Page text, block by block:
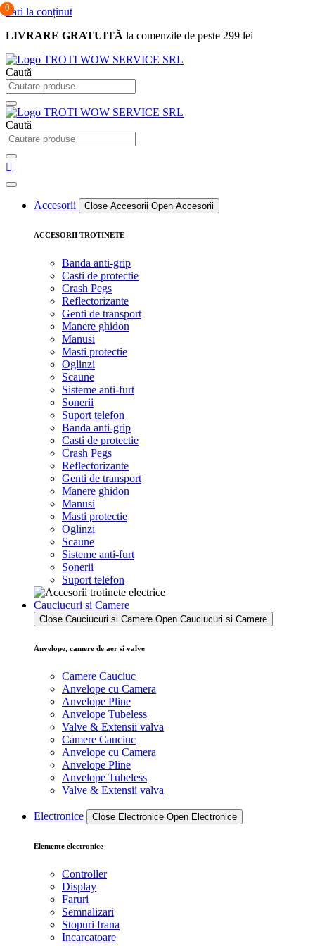
Sari la conținut
LIVRARE GRATUITĂ la comenzile de peste 299 lei
0
Caută
Caută
0
0
Accesorii Close Accesorii Open Accesorii
ACCESORII TROTINETE
Banda anti-grip
Casti de protectie
Crash Pegs
Reflectorizante
Genti de transport
Manere ghidon
Manusi
Masti protectie
Oglinzi
Scaune
Sisteme anti-furt
Sonerii
Suport telefon
Banda anti-grip
Casti de protectie
Crash Pegs
Reflectorizante
Genti de transport
Manere ghidon
Manusi
Masti protectie
Oglinzi
Scaune
Sisteme anti-furt
Sonerii
Suport telefon
Cauciucuri si Camere
Close Cauciucuri si Camere Open Cauciucuri si Camere
Anvelope, camere de aer si valve
Camere Cauciuc
Anvelope cu Camera
Anvelope Pline
Anvelope Tubeless
Valve & Extensii valva
Camere Cauciuc
Anvelope cu Camera
Anvelope Pline
Anvelope Tubeless
Valve & Extensii valva
Electronice Close Electronice Open Electronice
Elemente electronice
Controller
Display
Faruri
Semnalizari
Stopuri frana
Incarcatoare